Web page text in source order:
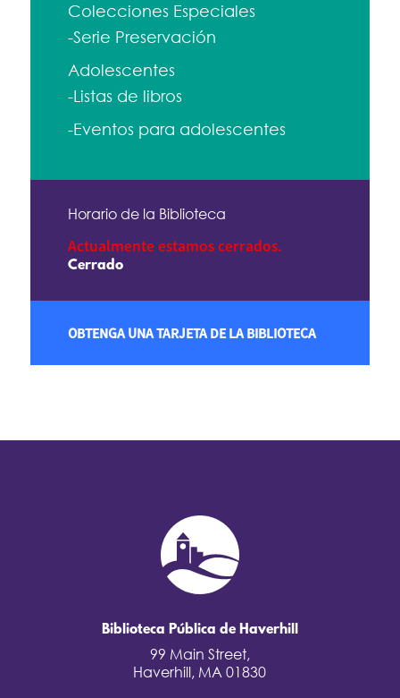
Colecciones Especiales
-Serie Preservación
Adolescentes
-Listas de libros
-Eventos para adolescentes
Horario de la Biblioteca
Actualmente estamos cerrados.
Cerrado
OBTENGA UNA TARJETA DE LA BIBLIOTECA
Biblioteca Pública de Haverhill
99 Main Street,
Haverhill, MA 01830